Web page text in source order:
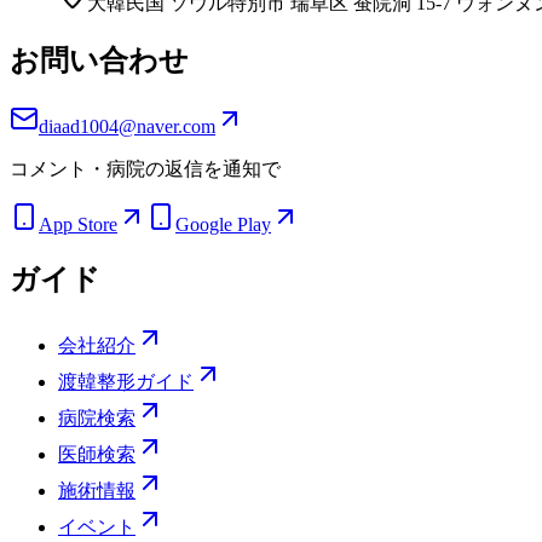
お問い合わせ
diaad1004@naver.com
コメント・病院の返信を通知で
App Store Google Play
ガイド
会社紹介
渡韓整形ガイド
病院検索
医師検索
施術情報
イベント